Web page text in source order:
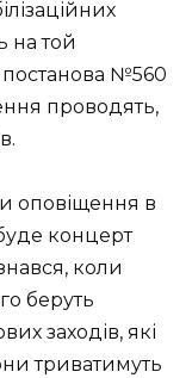
на той
№560
проводять,
оповіщення в
концерт
коли
беруть
заходів, які
триватимуть